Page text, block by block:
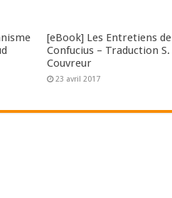
[eBook] Les Entretiens de
Confucius – Traduction S.
Couvreur
23 avril 2017